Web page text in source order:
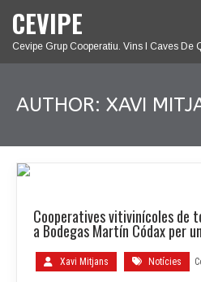
CEVIPE
Cevipe Grup Cooperatiu. Vins I Caves De
AUTHOR: XAVI
Cooperatives vitivinícoles de
a Bodegas Martín Códax per
Xavi Mitjans Notícies